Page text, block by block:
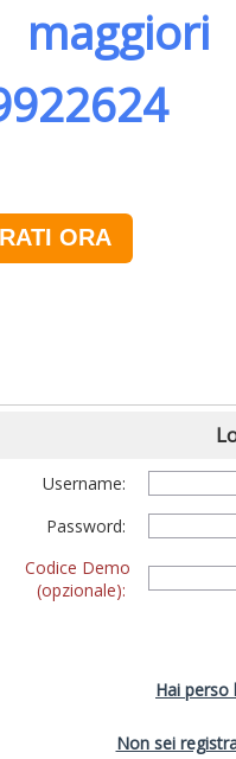
ORA
Username:
Password:
Codice Demo
(opzionale):
Hai perso
Non sei